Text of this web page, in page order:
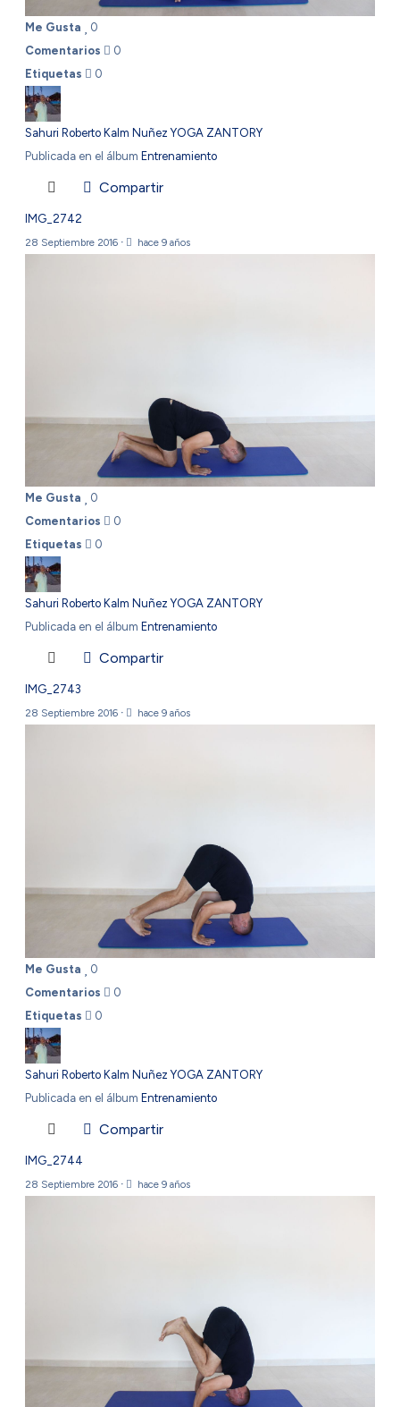
Me Gusta
0
Comentarios
0
Etiquetas
0
Sahuri Roberto Kalm Nuñez YOGA ZANTORY
Publicada en el álbumEntrenamiento
Compartir
IMG_2742
28 Septiembre 2016 · hace 9 años
Me Gusta
0
Comentarios
0
Etiquetas
0
Sahuri Roberto Kalm Nuñez YOGA ZANTORY
Publicada en el álbum Entrenamiento
Compartir
IMG_2743
28 Septiembre 2016 · hace 9 años
Me Gusta
0
Comentarios
0
Etiquetas
0
Sahuri Roberto Kalm Nuñez YOGA ZANTORY
Publicada en el álbum Entrenamiento
Compartir
IMG_2744
28 Septiembre 2016 · hace 9 años